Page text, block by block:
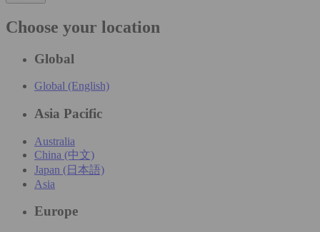
Choose your location
Global
Global (English)
Asia Pacific
Australia
China (中文)
Japan (日本語)
Asia
Europe